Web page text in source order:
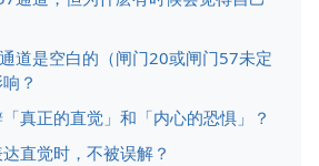
道是空白的（闸门20或闸门57未定
？
真正的直觉」和「内心的恐惧」？
直觉时，不被误解？